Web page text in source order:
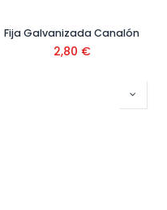
Fija Galvanizada Canalón
2,80 €